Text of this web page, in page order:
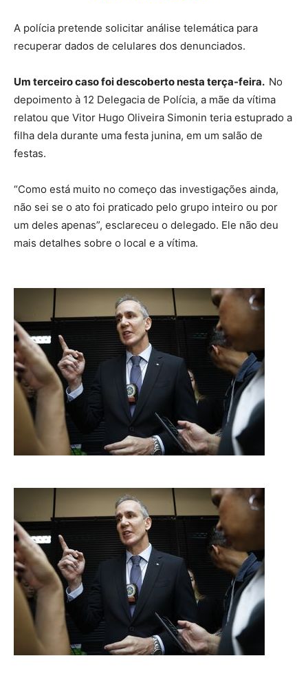
A polícia pretende solicitar análise telemática para
recuperar dados de celulares dos denunciados.
Um terceiro caso foi descoberto nesta terça-feira. No
depoimento à 12 Delegacia de Polícia, a mãe da vítima
relatou que Vitor Hugo Oliveira Simonin teria estuprado a
filha dela durante uma festa junina, em um salão de
festas.
“Como está muito no começo das investigações ainda,
não sei se o ato foi praticado pelo grupo inteiro ou por
um deles apenas”, esclareceu o delegado. Ele não deu
mais detalhes sobre o local e a vítima.